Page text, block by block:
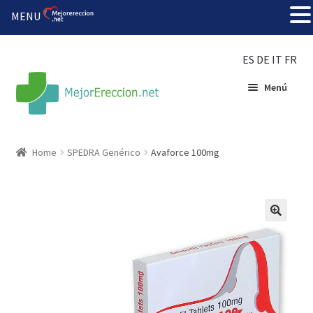
ES DE IT FR
Menú
Home SPEDRA Genérico Avaforce 100mg
MENU